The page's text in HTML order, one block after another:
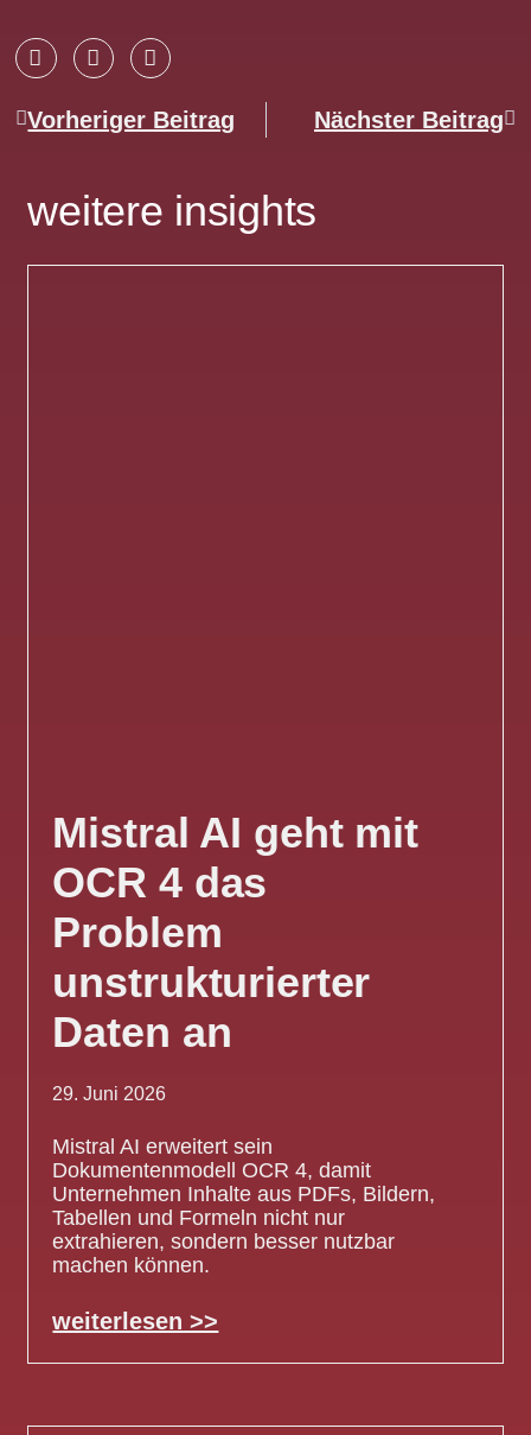
Vorheriger Beitrag Nächster Beitrag
weitere insights
Mistral AI geht mit
OCR 4 das
Problem
unstrukturierter
Daten an
29. Juni 2026
Mistral AI erweitert sein
Dokumentenmodell OCR 4, damit
Unternehmen Inhalte aus PDFs, Bildern,
Tabellen und Formeln nicht nur
extrahieren, sondern besser nutzbar
machen können.
weiterlesen >>